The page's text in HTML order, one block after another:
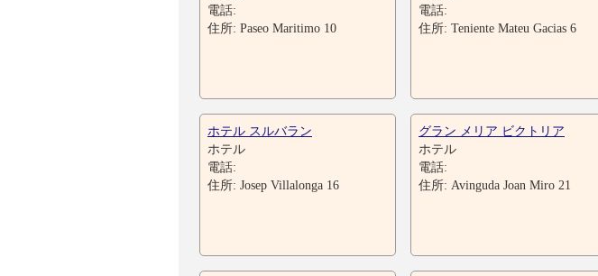
電話:
住所: Paseo Maritimo 10
電話:
住所: Teniente Mateu Gacias 6
ホテル スルバラン
ホテル
電話:
住所: Josep Villalonga 16
グラン メリア ビクトリア
ホテル
電話:
住所: Avinguda Joan Miro 21